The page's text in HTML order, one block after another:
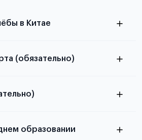
в Китае
учёбы в Китае
(обязательно)
образовании